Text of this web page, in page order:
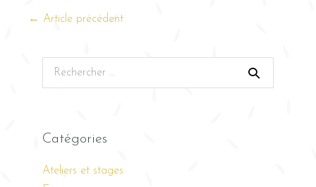
← Article précédent
Catégories
Ateliers et stages